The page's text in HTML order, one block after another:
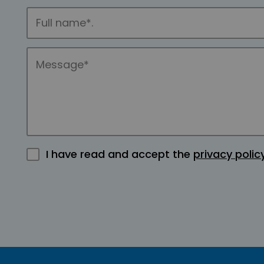
I have read and accept the privacy